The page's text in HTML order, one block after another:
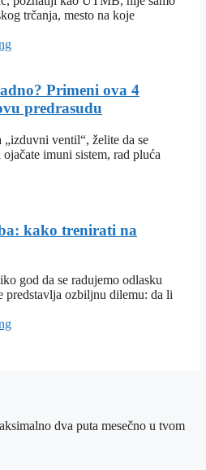
trčanja, mesto na koje
Primeni ova 4
predrasudu
ventil“, želite da se
imuni sistem, rad pluća
kako trenirati na
god da se radujemo odlasku
predstavlja ozbiljnu dilemu: da li
dva puta mesečno u tvom